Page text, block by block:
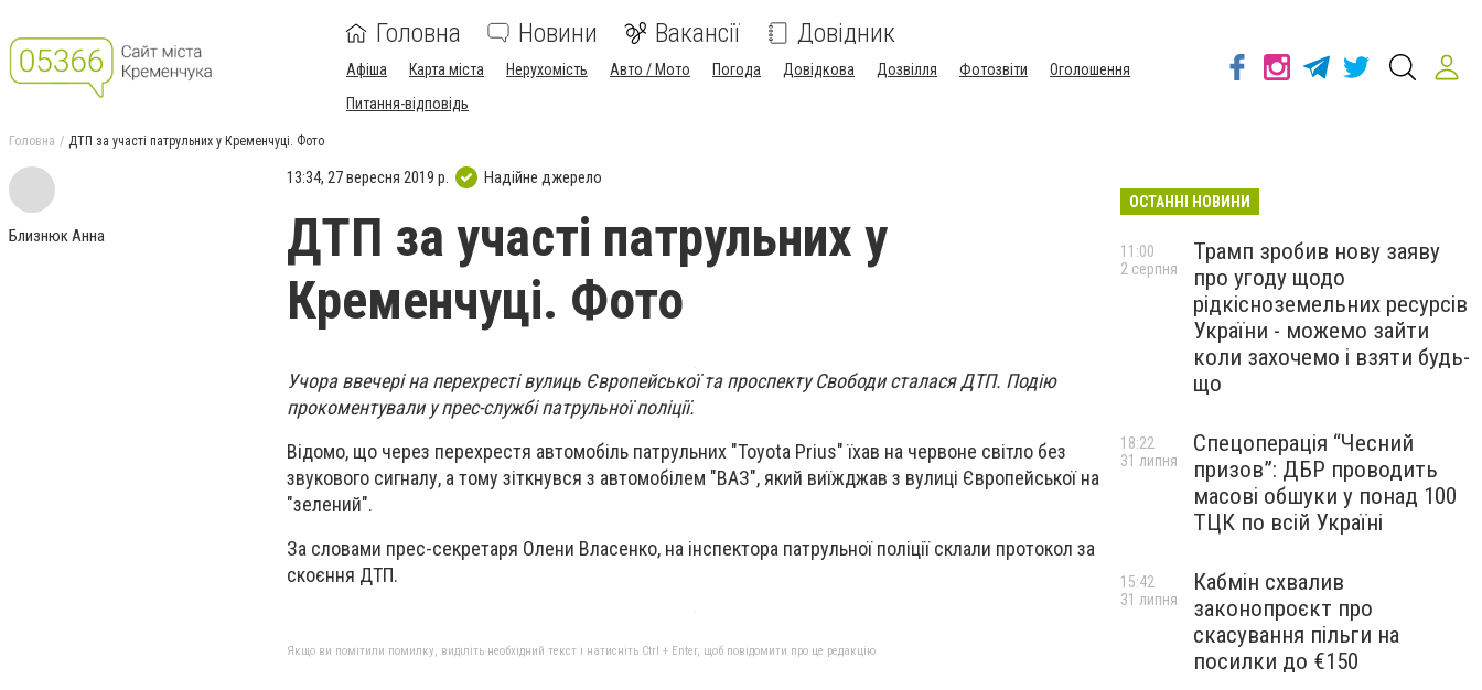
Головна Новини Вакансії Довідник
Афіша Карта міста Нерухомість Авто / Мото Погода Довідкова Дозвілля Фотозвіти
Оголошення
Питання-відповідь
Головна ДТП за участі патрульних у Кременчуці. Фото
Близнюк Анна
13:34, 27 вересня 2019 р. Надійне джерело
ДТП за участі патрульних у
Кременчуці. Фото
Учора ввечері на перехресті вулиць Європейської та проспекту Свободисталася ДТП. Подію
прокоментували у прес-службі патрульної поліції.
Відомо, що через перехрестя автомобіль патрульних "Toyota Prius" їхав на червоне світло без
звукового сигналу, а тому зіткнувся з автомобілем "ВАЗ", який виїжджав з вулиці Європейської на
"зелений".
За словами прес-секретаря Олени Власенко, на інспектора патрульної поліції склали протокол за
скоєння ДТП.
Якщо ви помітили помилку, виділіть необхідний текст і натисніть Ctrl + Enter, щоб повідомити про це редакцію
ОСТАННІ НОВИНИ
Трамп зробив нову заяву
про угоду щодо
рідкісноземельних ресурсів
України - можемо зайти
коли захочемо і взяти будь-
що
11:00
2 серпня
Спецоперація “Чесний
призов”: ДБР проводить
масові обшуки у понад 100
ТЦК по всій Україні
18:22
31 липня
Кабмін схвалив
законопроєкт про
скасування пільги на
посилки до €150
15:42
31 липня